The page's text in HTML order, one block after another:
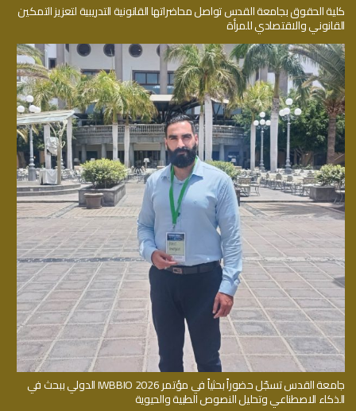
كلية الحقوق بجامعة القدس تواصل محاضراتها القانونية التدريبية لتعزيز التمكين
القانوني والاقتصادي للمرأة
جامعة القدس تسجّل حضوراً بحثياً في مؤتمر IWBBIO 2026 الدولي ببحث في
الذكاء الاصطناعي وتحليل النصوص الطبية والحيوية